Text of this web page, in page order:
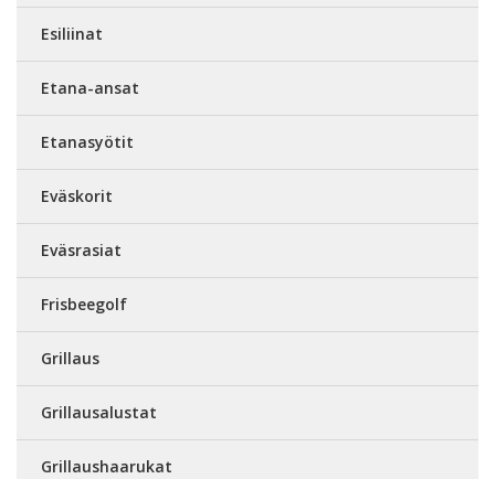
Esiliinat
Etana-ansat
Etanasyötit
Eväskorit
Eväsrasiat
Frisbeegolf
Grillaus
Grillausalustat
Grillaushaarukat